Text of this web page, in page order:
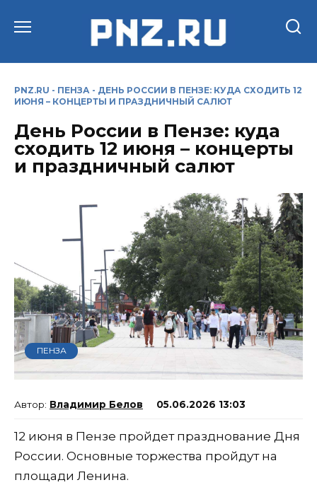
PNZ.RU - ПЕНЗА - ДЕНЬ РОССИИ В ПЕНЗЕ: КУДА СХОДИТЬ 12
ИЮНЯ – КОНЦЕРТЫ И ПРАЗДНИЧНЫЙ САЛЮТ
День России в Пензе: куда
сходить 12 июня – концерты
и праздничный салют
ПЕНЗА
Владимир Белов 05.06.2026 13:03
12 июня в Пензе пройдет празднование Дня
России. Основные торжества пройдут на
площади Ленина.